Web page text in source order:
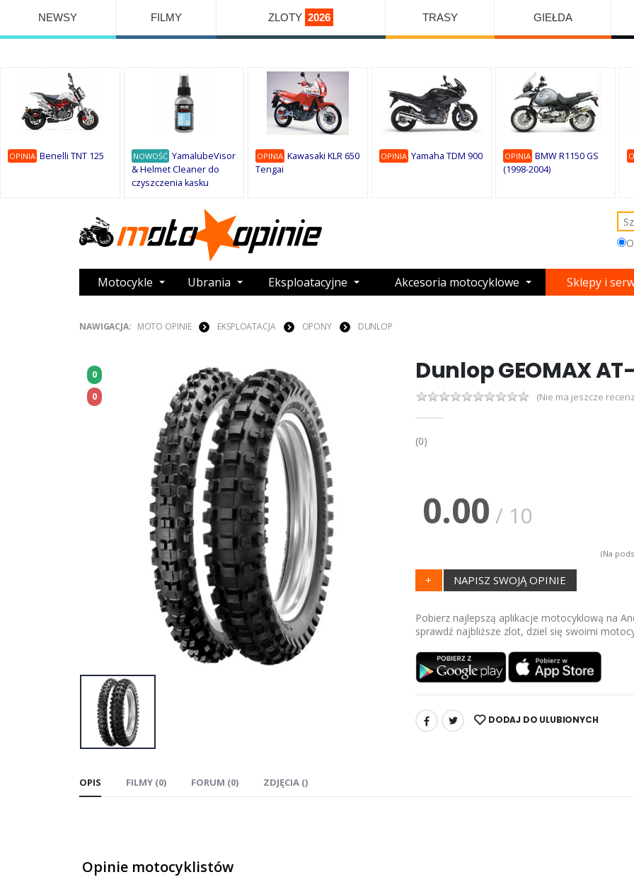
NEWSY FILMY ZLOTY 2026 TRASY GIEŁDA
OPINIA Benelli TNT 125 NOWOŚĆ YamalubeVisor
& Helmet Cleaner do
czyszczenia kasku
OPINIA Kawasaki KLR 650
Tengai
OPINIA Yamaha TDM 900 OPINIA BMW R1150 GS
(1998-2004)
Motocykle Ubrania Eksploatacyjne Akcesoria motocyklowe Sklepy i
NAWIGACJA: MOTO OPINIE EKSPLOATACJA OPONY DUNLOP
0
0
Dunlop GEOMAX
(Nie ma jeszcze
(0)
0.00 / 10
(Na
+ NAPISZ SWOJĄ OPINIE
Pobierz najlepszą aplikacje motocyklową na
sprawdź najbliższe zlot, dziel się swoimi
UDOSTĘPNIJ: DODAJ DO ULUBIONYCH
OPIS FILMY (0) FORUM (0) ZDJĘCIA ()
Opinie motocyklistów